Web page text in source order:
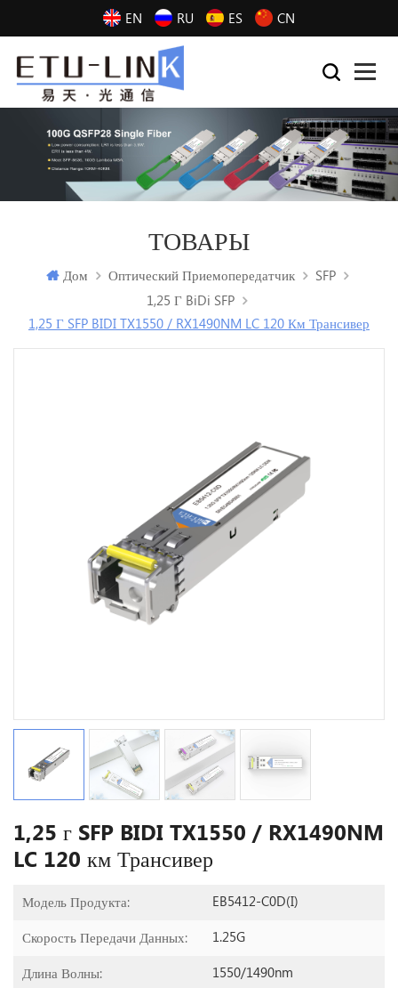
EN RU ES CN
ТОВАРЫ
Дом Оптический Приемопередатчик
SFP
1,25 Г BiDi SFP
1,25 Г SFP BIDI TX1550 / RX1490NM LC 120 Км Трансивер
1,25 г SFP BIDI TX1550 / RX1490NM
LC 120 км Трансивер
Модель Продукта: EB5412-C0D(I)
Скорость Передачи Данных: 1.25G
Длина Волны: 1550/1490nm